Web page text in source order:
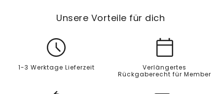
Unsere Vorteile für dich
1-3 Werktage Lieferzeit
Verlängertes
Rückgaberecht für Member